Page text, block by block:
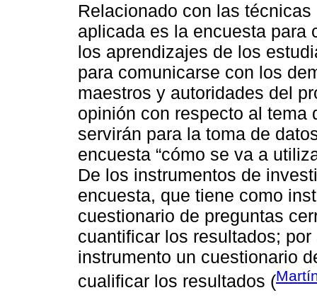
Relacionado con las
aplicada es la encuesta para
los aprendizajes de los
para comunicarse con los
maestros y autoridades del
opinión con respecto al tema
servirán para la toma de
encuesta “cómo se va a
De los instrumentos de
encuesta, que tiene como
cuestionario de preguntas
cuantificar los resultados;
instrumento un cuestionario
cualificar los resultados (